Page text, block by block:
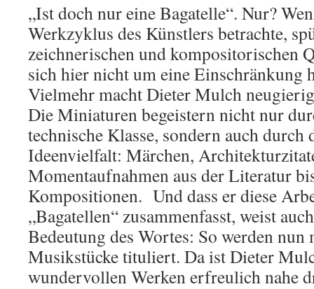
„Ist doch nur eine Bagatelle“. Nur?
Werkzyklus des Künstlers betrachte,
zeichnerischen und kompositorischen
sich hier nicht um eine Einschränkung
Vielmehr macht Dieter Mulch
Die Miniaturen begeistern nicht nur
technische Klasse, sondern auch durch
Ideenvielfalt: Märchen,
Momentaufnahmen aus der Literatur
Kompositionen. Und dass er diese
„Bagatellen“ zusammenfasst, weist
Bedeutung des Wortes: So werden nun
Musikstücke tituliert. Da ist Dieter
wundervollen Werken erfreulich nahe